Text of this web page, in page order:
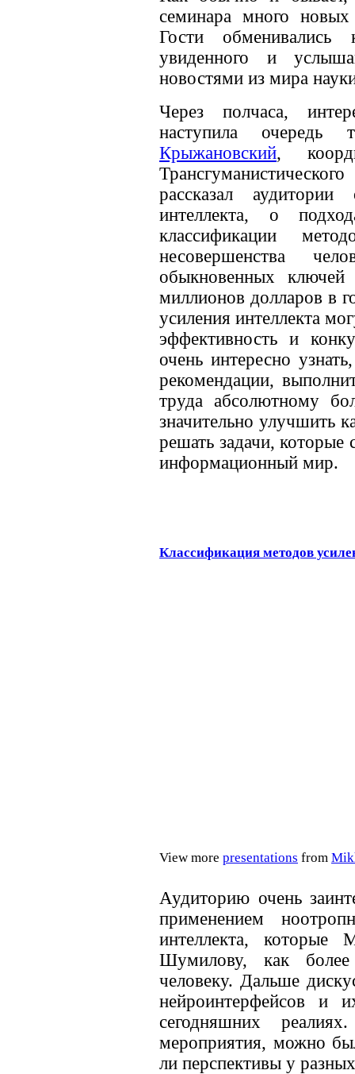
семинара много
Гости обменивались
увиденного и
новостями из мира
Через полчаса,
наступила очередь
Крыжановский,
рассказал
интеллекта, о
классификации
несовершенства
обыкновенных
миллионов долларов в
усиления интеллекта
эффективность и
очень интересно
рекомендации,
труда абсолютному
значительно улучшить
решать задачи,
информационный мир.
Классификация методов
View more presentations from
Аудиторию очень
применением
интеллекта, которые
Шумилову, как
человеку. Дальше
нейроинтерфейсов и
сегодняшних
мероприятия, можно
ли перспективы у